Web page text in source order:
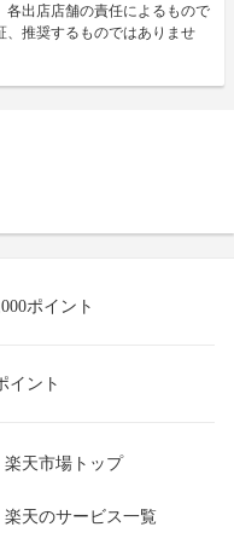
各出店店舗の責任によるもので
、推奨するものではありませ
ポイント
イント
楽天市場トップ
楽天のサービス一覧